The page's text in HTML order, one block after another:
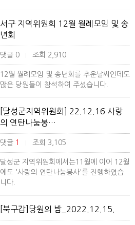
서구 지역위원회 12월 월례모임 및 송
년회
댓글 0 조회 2,910
12월 월례모임 및 송년회를 추운날씨인데도
많은 당원들이 참석하여 주셨습니다.
[달성군지역위원회] 22.12.16 사랑
의 연탄나눔봉…
댓글 1 조회 3,105
달성군 지역위원회에서는11월에 이어 12월
에도 '사랑의 연탄나눔봉사'를 진행하였습
니다.
[북구갑]당원의 밤_2022.12.15.